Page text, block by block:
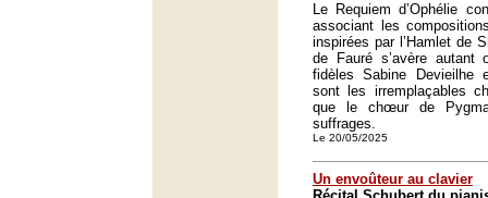
Le Requiem d’Ophélie
associant les
inspirées par l’Hamlet de
de Fauré s’avère autant
fidèles Sabine Devieilhe
sont les irremplaçables
que le chœur de
suffrages.
Le 20/05/2025
Un envoûteur au clavier